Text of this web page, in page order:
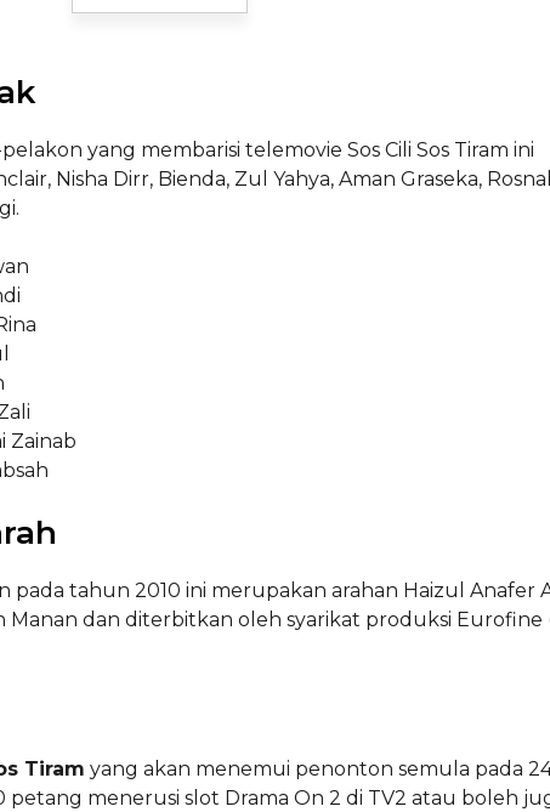
yang membarisi telemovie Sos Cili Sos Tiram ini
Nisha Dirr, Bienda, Zul Yahya, Aman Graseka,
Zainab
pada tahun 2010 ini merupakan arahan Haizul Anafer
Manan dan diterbitkan oleh syarikat produksi Eurofine
Tiram yang akan menemui penonton semula pada
petang menerusi slot Drama On 2 di TV2 atau boleh